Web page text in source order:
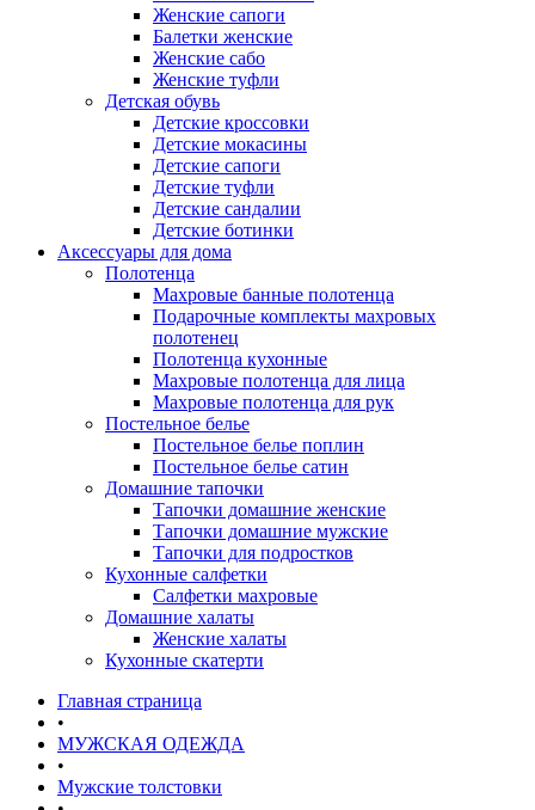
Женские сапоги
Балетки женские
Женские сабо
Женские туфли
Детская обувь
Детские кроссовки
Детские мокасины
Детские сапоги
Детские туфли
Детские сандалии
Детские ботинки
Аксессуары для дома
Полотенца
Махровые банные полотенца
Подарочные комплекты махровых
полотенец
Полотенца кухонные
Махровые полотенца для лица
Махровые полотенца для рук
Постельное белье
Постельное белье поплин
Постельное белье сатин
Домашние тапочки
Тапочки домашние женские
Тапочки домашние мужские
Тапочки для подростков
Кухонные салфетки
Салфетки махровые
Домашние халаты
Женские халаты
Кухонные скатерти
Главная страница
•
МУЖСКАЯ ОДЕЖДА
•
Мужские толстовки